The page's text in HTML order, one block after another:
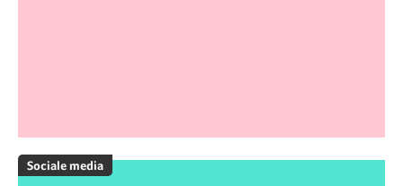
Sociale media